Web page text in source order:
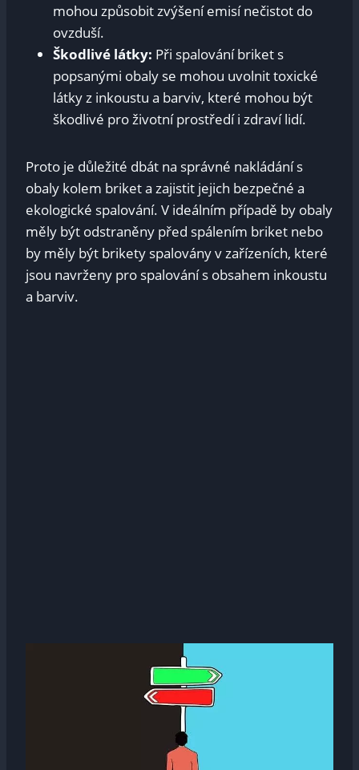
mohou způsobit zvýšení emisí nečistot do
ovzduší.
Škodlivé látky: Při spalování briket s
popsanými obaly se mohou uvolnit toxické
látky z inkoustu a barviv, které mohou být
škodlivé pro životní prostředí i zdraví lidí.
Proto je důležité dbát na správné nakládání s
obaly kolem briket a zajistit jejich bezpečné a
ekologické spalování. V ideálním případě by obaly
měly být odstraněny před spálením briket nebo
by měly být brikety spalovány v zařízeních, které
jsou navrženy pro spalování s obsahem inkoustu
a barviv.